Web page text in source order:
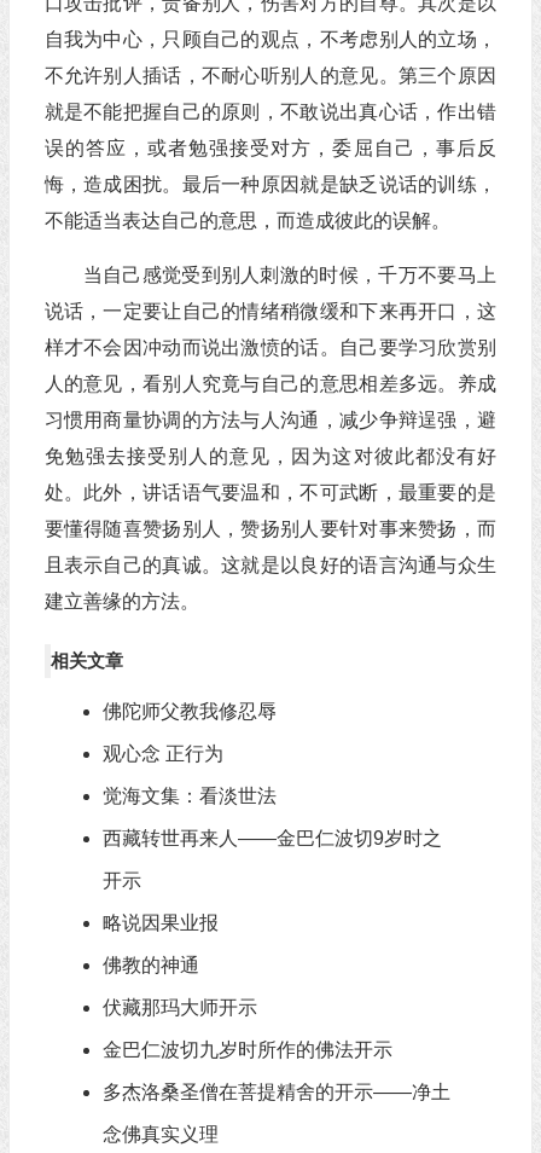
自我为中心，只顾自己的观点，不考虑别人的立场，
不允许别人插话，不耐心听别人的意见。第三个原因
就是不能把握自己的原则，不敢说出真心话，作出错
误的答应，或者勉强接受对方，委屈自己，事后反
悔，造成困扰。最后一种原因就是缺乏说话的训练，
不能适当表达自己的意思，而造成彼此的误解。
当自己感觉受到别人刺激的时候，千万不要马上
说话，一定要让自己的情绪稍微缓和下来再开口，这
样才不会因冲动而说出激愤的话。自己要学习欣赏别
人的意见，看别人究竟与自己的意思相差多远。养成
习惯用商量协调的方法与人沟通，减少争辩逞强，避
免勉强去接受别人的意见，因为这对彼此都没有好
处。此外，讲话语气要温和，不可武断，最重要的是
要懂得随喜赞扬别人，赞扬别人要针对事来赞扬，而
且表示自己的真诚。这就是以良好的语言沟通与众生
建立善缘的方法。
相关文章
佛陀师父教我修忍辱
观心念 正行为
觉海文集：看淡世法
西藏转世再来人——金巴仁波切9岁时之
开示
略说因果业报
佛教的神通
伏藏那玛大师开示
金巴仁波切九岁时所作的佛法开示
多杰洛桑圣僧在菩提精舍的开示——净土
念佛真实义理